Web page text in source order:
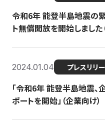
令和6年 能登半島地震の
ト無償開放を開始しました
2024.01.04 プレスリリ
「令和6年 能登半島地震
ポートを開始」（企業向け）